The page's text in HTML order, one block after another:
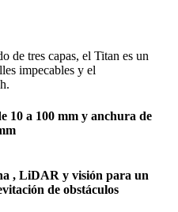
de tres capas, el Titan es un
impecables y el
10 a 100 mm y anchura de
, LiDAR y visión para un
de obstáculos